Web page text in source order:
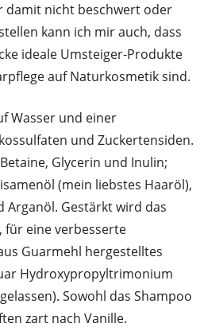
damit nicht beschwert oder
kann ich mir auch, dass
ideale Umsteiger-Produkte
auf Naturkosmetik sind.
Wasser und einer
und Zuckertensiden.
Glycerin und Inulin;
(mein liebstes Haaröl),
Arganöl. Gestärkt wird das
für eine verbesserte
Guarmehl hergestelltes
Hydroxypropyltrimonium
Sowohl das Shampoo
zart nach Vanille.